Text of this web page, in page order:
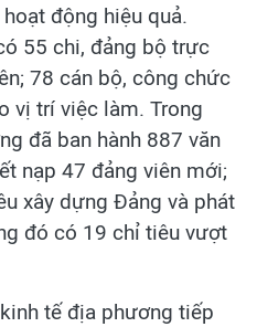
động hiệu quả.
55 chi, đảng bộ trực
78 cán bộ, công chức
vị trí việc làm. Trong
đã ban hành 887 văn
nạp 47 đảng viên mới;
xây dựng Đảng và phát
đó có 19 chỉ tiêu vượt
tế địa phương tiếp